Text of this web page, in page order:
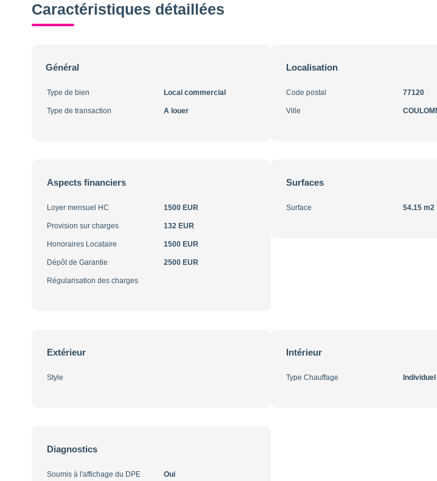
Caractéristiques détaillées
Général
Type de bien Local commercial
Type de transaction A louer
Localisation
Code postal 77120
Ville
Aspects financiers
Loyer mensuel HC 1500 EUR
Provision sur charges 132 EUR
Honoraires Locataire 1500 EUR
Dépôt de Garantie 2500 EUR
Régularisation des charges
Surfaces
Surface 54.15 m2
Extérieur
Style
Intérieur
Type Chauffage Individuel
Diagnostics
Soumis à l'affichage du DPE Oui